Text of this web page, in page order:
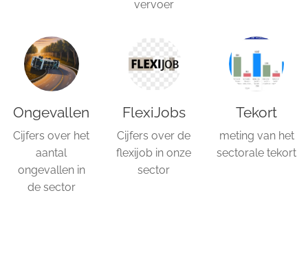
vervoer
Ongevallen
Cijfers over het
aantal
ongevallen in
de sector
FlexiJobs
Cijfers over de
flexijob in onze
sector
Tekort
meting van het
sectorale tekort